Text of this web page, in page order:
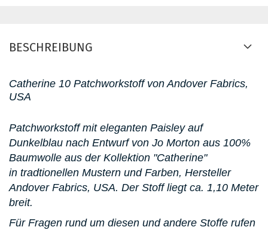
BESCHREIBUNG
Catherine 10 Patchworkstoff von Andover Fabrics,
USA
Patchworkstoff mit eleganten Paisley auf
Dunkelblau nach Entwurf von Jo Morton aus 100%
Baumwolle aus der Kollektion "Catherine"
in tradtionellen Mustern und Farben, Hersteller
Andover Fabrics, USA. Der Stoff liegt ca. 1,10 Meter
breit.
Für Fragen rund um diesen und andere Stoffe rufen